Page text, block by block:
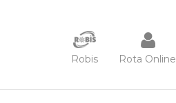
Robis Rota Online